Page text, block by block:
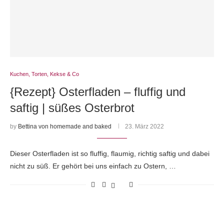
Kuchen, Torten, Kekse & Co
{Rezept} Osterfladen – fluffig und
saftig | süßes Osterbrot
by Bettina von homemade and baked 23. März 2022
Dieser Osterfladen ist so fluffig, flaumig, richtig saftig und dabei
nicht zu süß. Er gehört bei uns einfach zu Ostern, …